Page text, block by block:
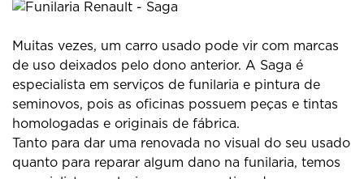
Muitas vezes, um carro usado pode vir com marcas
de uso deixados pelo dono anterior. A Saga é
especialista em serviços de funilaria e pintura de
seminovos, pois as oficinas possuem peças e tintas
homologadas e originais de fábrica.
Tanto para dar uma renovada no visual do seu usado
quanto para reparar algum dano na funilaria, temos